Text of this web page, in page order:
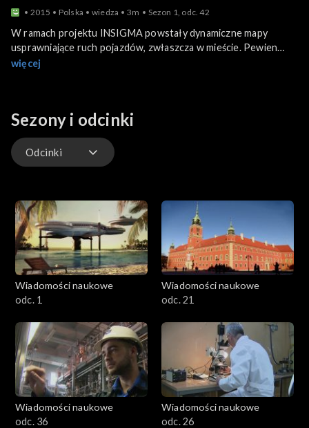
2015 Polska wiedza 3m Sezon 1, odc. 42
W ramach projektu INSIGMA powstały dynamiczne mapy
usprawniające ruch pojazdów, zwłaszcza w mieście. Pewien
akupunkturzysta stworzył „zielonego papierosa”, który już
wirtualnych zadań!
więcej
Sezony i odcinki
Odcinki
Wiadomości naukowe
odc. 1
Wiadomości naukowe
odc. 21
Wiadomości naukowe
odc. 36
Wiadomości naukowe
odc. 26